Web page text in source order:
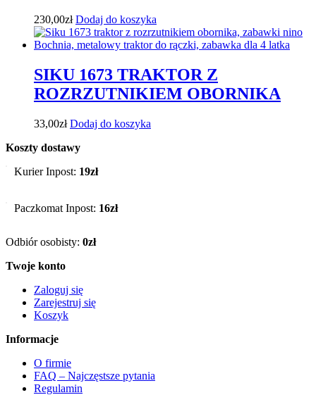
230,00zł Dodaj do koszyka
SIKU 1673 TRAKTOR Z
ROZRZUTNIKIEM OBORNIKA
33,00zł Dodaj do koszyka
Koszty dostawy
Kurier Inpost: 19zł
Paczkomat Inpost: 16zł
Odbiór osobisty: 0zł
Twoje konto
Zaloguj się
Zarejestruj się
Koszyk
Informacje
O firmie
FAQ – Najczęstsze pytania
Regulamin